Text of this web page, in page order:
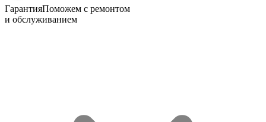
ГарантияПоможем с ремонтом
и обслуживанием